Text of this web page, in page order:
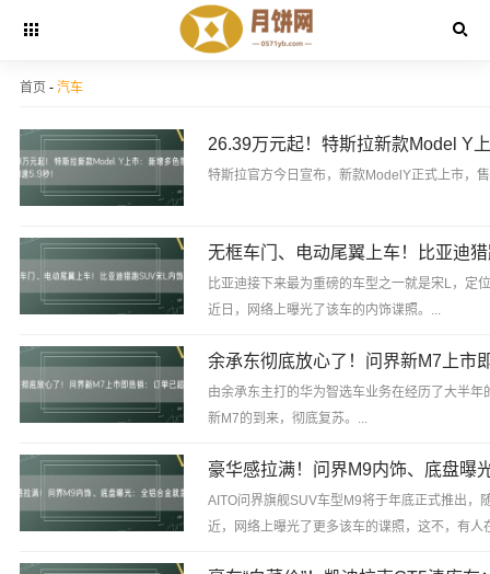
首页 - 汽车
特斯拉官方今日宣布，新款ModelY正式上市，
比亚迪接下来最为重磅的车型之一就是宋L，定
近日，网络上曝光了该车的内饰谍照。...
由余承东主打的华为智选车业务在经历了大半年
新M7的到来，彻底复苏。...
AITO问界旗舰SUV车型M9将于年底正式推出，
近，网络上曝光了更多该车的谍照，这不，有人